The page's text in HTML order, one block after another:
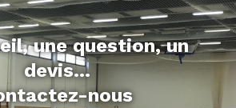
une question, un
devis...
nous